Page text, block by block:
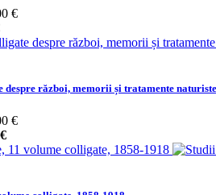
€
despre război, memorii și tratamente
€